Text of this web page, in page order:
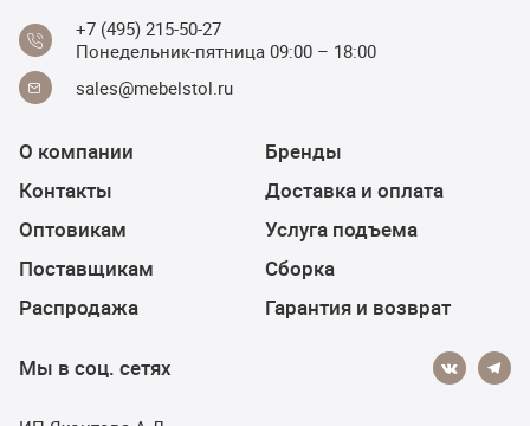
+7 (495) 215-50-27
Понедельник-пятница 09:00 – 18:00
sales@mebelstol.ru
О компании
Контакты
Оптовикам
Поставщикам
Распродажа
Бренды
Доставка и оплата
Услуга подъема
Сборка
Гарантия и возврат
Мы в соц. сетях